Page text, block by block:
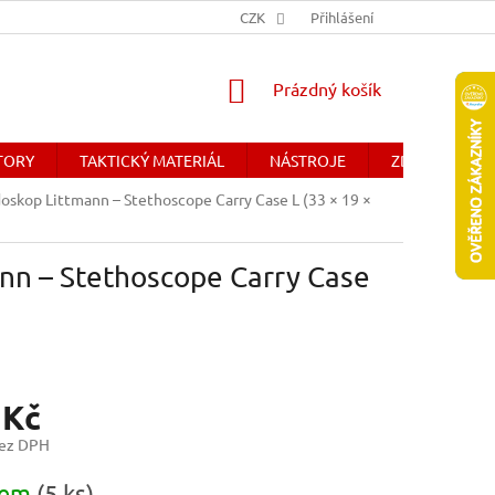
OBCHODNÉ PODMIENKY - SLOVENSKO DOPRAVA A PLATBA
CZK Přihlášení
NÁKUPNÍ
Prázdný košík
TAKTICKÝ MATERIÁL NÁSTROJE
Littmann – Stethoscope Carry Case L (33 × 19 ×
– Stethoscope Carry Case
DPH